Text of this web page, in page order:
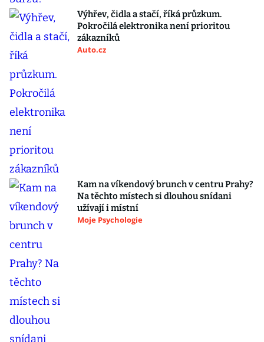
Výhřev, čidla a stačí, říká průzkum.
Pokročilá elektronika není prioritou
zákazníků
Auto.cz
Kam na víkendový brunch v centru Prahy?
Na těchto místech si dlouhou snídani
užívají i místní
Moje Psychologie